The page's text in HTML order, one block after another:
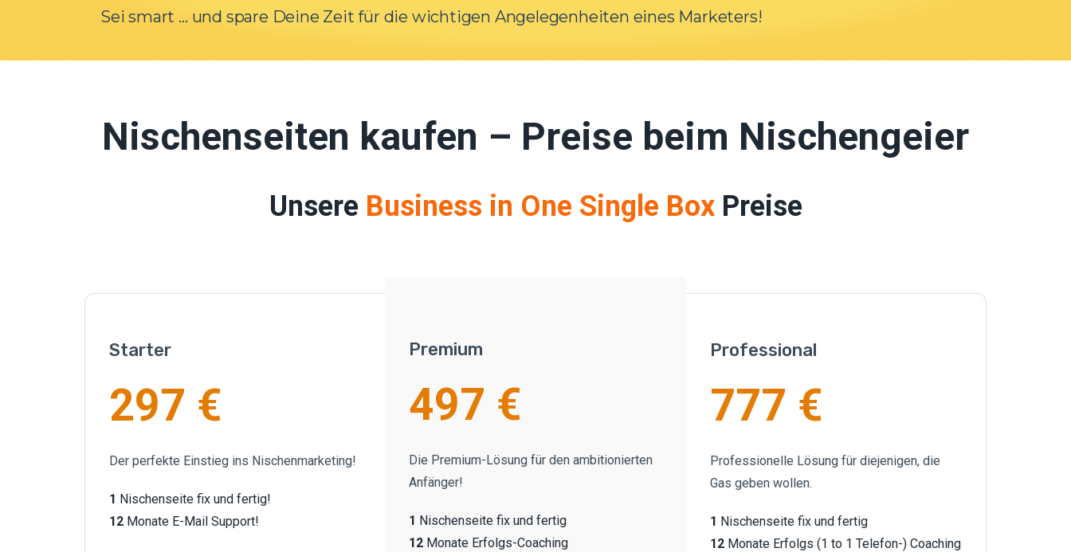
Sei smart … und spare Deine Zeit für die wichtigen Angelegenheiten eines Marketers!
Nischenseiten kaufen – Preise beim Nischengeier
Unsere Business in One Single BoxPreise
Starter
297 €
Der perfekte Einstieg ins Nischenmarketing!
1 Nischenseite fix und fertig!
12 Monate E-Mail Support!
Premium
497 €
Die Premium-Lösung für den ambitionierten
Anfänger!
1 Nischenseite fix und fertig
12 Monate Erfolgs-Coaching
Professional
777 €
Professionelle Lösung für diejenigen, die
Gas geben wollen.
1 Nischenseite fix und fertig
12 Monate Erfolgs (1 to 1 Telefon-) Coaching